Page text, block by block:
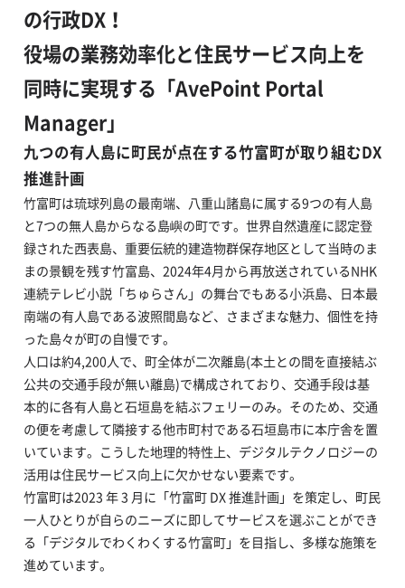
の行政DX！
役場の業務効率化と住民サービス向上を
同時に実現する「AvePoint Portal
Manager」
九つの有人島に町民が点在する竹富町が取り組むDX
推進計画
竹富町は琉球列島の最南端、八重山諸島に属する9つの有人島
と7つの無人島からなる島嶼の町です。世界自然遺産に認定登
録された西表島、重要伝統的建造物群保存地区として当時のま
まの景観を残す竹富島、2024年4月から再放送されているNHK
連続テレビ小説「ちゅらさん」の舞台でもある小浜島、日本最
南端の有人島である波照間島など、さまざまな魅力、個性を持
った島々が町の自慢です。
人口は約4,200人で、町全体が二次離島(本土との間を直接結ぶ
公共の交通手段が無い離島)で構成されており、交通手段は基
本的に各有人島と石垣島を結ぶフェリーのみ。そのため、交通
の便を考慮して隣接する他市町村である石垣島市に本庁舎を置
いています。こうした地理的特性上、デジタルテクノロジーの
活用は住民サービス向上に欠かせない要素です。
竹富町は2023 年 3 月に「竹富町 DX 推進計画」を策定し、町民
一人ひとりが自らのニーズに即してサービスを選ぶことができ
る「デジタルでわくわくする竹富町」を目指し、多様な施策を
進めています。